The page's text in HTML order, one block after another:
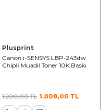
Plusprint
Canon i-SENSYS LBP-243dw
Chipli Muadil Toner 10K Baskı
1.200,00TL 1.008,00 TL